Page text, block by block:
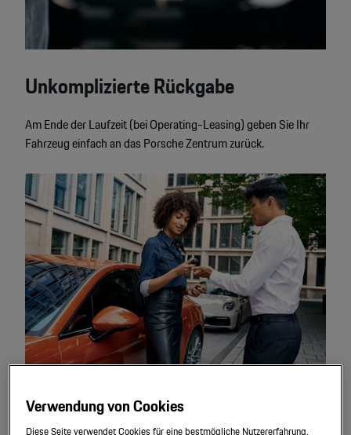
Unkomplizierte Rückgabe
Am Ende der Laufzeit (bei Operating-Leasing) geben Sie Ihr
Fahrzeug einfach an das Porsche Zentrum zurück.
Verwendung von Cookies